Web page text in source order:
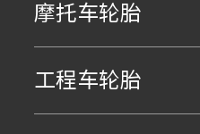
摩托车轮胎
工程车轮胎